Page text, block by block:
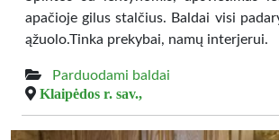
apačioje gilus stalčius. Baldai visi
ąžuolo.Tinka prekybai, namų interjerui.
Parduodami baldai
Klaipėdos r. sav.,